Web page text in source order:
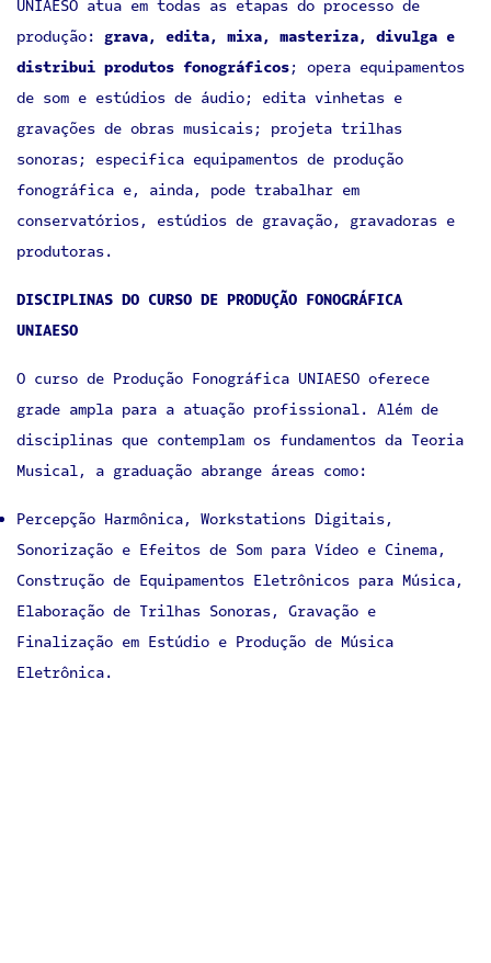
UNIAESO atua em todas as etapas do processo de
produção: grava, edita, mixa, masteriza, divulga e
distribui produtos fonográficos; opera equipamentos
de som e estúdios de áudio; edita vinhetas e
gravações de obras musicais; projeta trilhas
sonoras; especifica equipamentos de produção
fonográfica e, ainda, pode trabalhar em
conservatórios, estúdios de gravação, gravadoras e
produtoras.
DISCIPLINAS DO CURSO DE PRODUÇÃO FONOGRÁFICA
UNIAESO
O curso de Produção Fonográfica UNIAESO oferece
grade ampla para a atuação profissional. Além de
disciplinas que contemplam os fundamentos da Teoria
Musical, a graduação abrange áreas como:
Percepção Harmônica, Workstations Digitais,
Sonorização e Efeitos de Som para Vídeo e Cinema,
Construção de Equipamentos Eletrônicos para Música,
Elaboração de Trilhas Sonoras, Gravação e
Finalização em Estúdio e Produção de Música
Eletrônica.